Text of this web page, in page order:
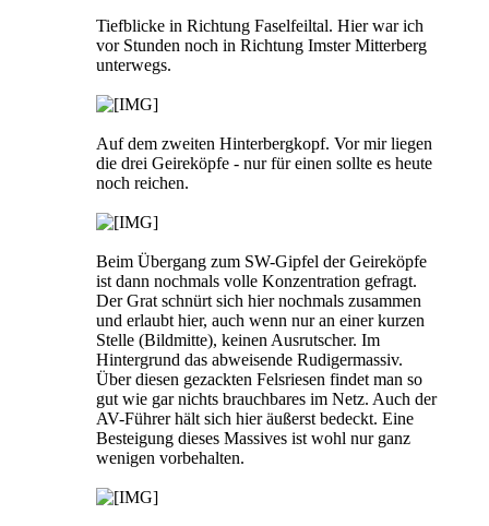
Tiefblicke in Richtung Faselfeiltal. Hier war ich
vor Stunden noch in Richtung Imster Mitterberg
unterwegs.
Auf dem zweiten Hinterbergkopf. Vor mir liegen
die drei Geireköpfe - nur für einen sollte es heute
noch reichen.
Beim Übergang zum SW-Gipfel der Geireköpfe
ist dann nochmals volle Konzentration gefragt.
Der Grat schnürt sich hier nochmals zusammen
und erlaubt hier, auch wenn nur an einer kurzen
Stelle (Bildmitte), keinen Ausrutscher. Im
Hintergrund das abweisende Rudigermassiv.
Über diesen gezackten Felsriesen findet man so
gut wie gar nichts brauchbares im Netz. Auch der
AV-Führer hält sich hier äußerst bedeckt. Eine
Besteigung dieses Massives ist wohl nur ganz
wenigen vorbehalten.